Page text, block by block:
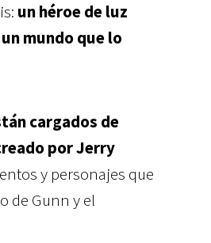
un héroe de luz
mundo que lo
cargados de
por Jerry
y personajes que
de Gunn y el